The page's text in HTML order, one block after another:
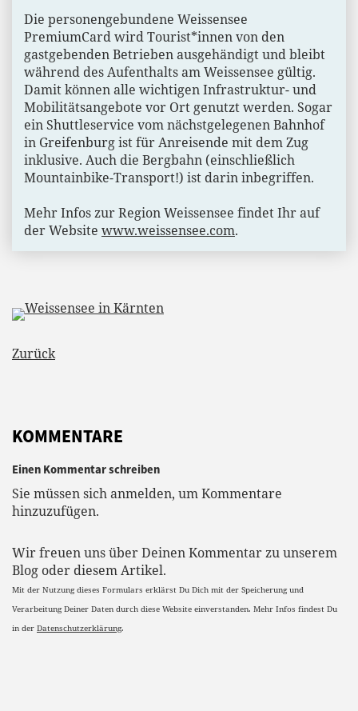
Die personengebundene Weissensee
PremiumCard wird Tourist*innen von den
gastgebenden Betrieben ausgehändigt und bleibt
während des Aufenthalts am Weissensee gültig.
Damit können alle wichtigen Infrastruktur- und
Mobilitätsangebote vor Ort genutzt werden. Sogar
ein Shuttleservice vom nächstgelegenen Bahnhof
in Greifenburg ist für Anreisende mit dem Zug
inklusive. Auch die Bergbahn (einschließlich
Mountainbike-Transport!) ist darin inbegriffen.
Mehr Infos zur Region Weissensee findet Ihr auf
der Website www.weissensee.com.
Zurück
KOMMENTARE
Einen Kommentar schreiben
Sie müssen sich anmelden, um Kommentare
hinzuzufügen.
Wir freuen uns über Deinen Kommentar zu unserem
Blog oder diesem Artikel.
Mit der Nutzung dieses Formulars erklärst Du Dich mit der Speicherung und
Verarbeitung Deiner Daten durch diese Website einverstanden. Mehr Infos findest Du
in der Datenschutzerklärung.